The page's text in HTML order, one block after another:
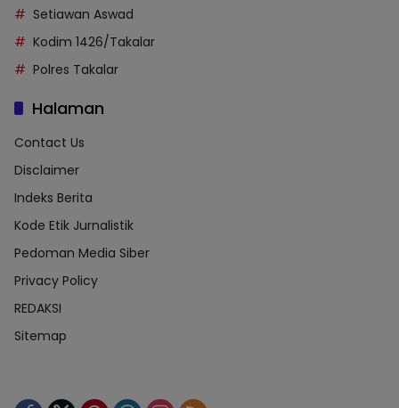
Setiawan Aswad
Kodim 1426/Takalar
Polres Takalar
Halaman
Contact Us
Disclaimer
Indeks Berita
Kode Etik Jurnalistik
Pedoman Media Siber
Privacy Policy
REDAKSI
Sitemap